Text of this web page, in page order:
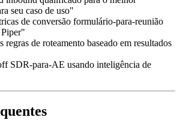
seu caso de uso"
de conversão formulário-para-reunião
regras de roteamento baseado em resultados
SDR-para-AE usando inteligência de